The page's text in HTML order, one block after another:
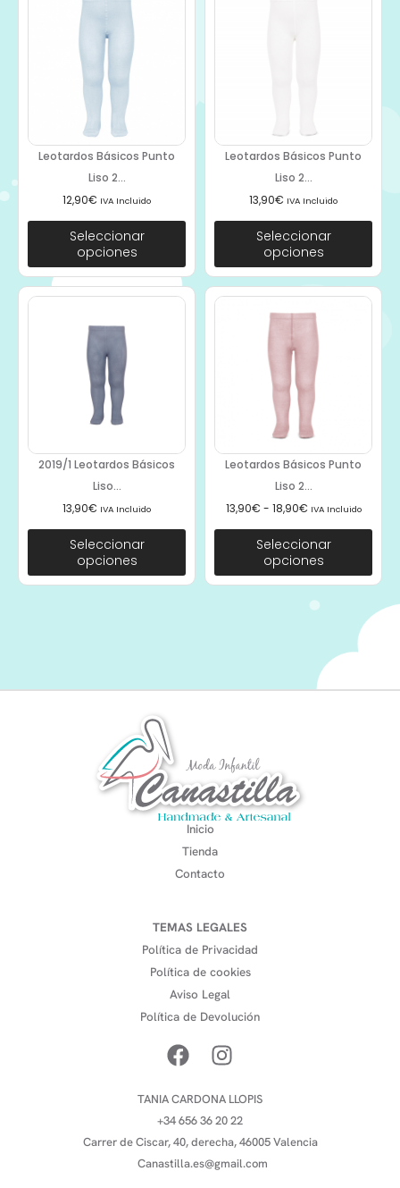
Leotardos Básicos Punto
Liso 2...
12,90€ IVA Incluido
Seleccionar
opciones
Leotardos Básicos Punto
Liso 2...
13,90€ IVA Incluido
Seleccionar
opciones
2019/1 Leotardos Básicos
Liso...
13,90€ IVA Incluido
Seleccionar
opciones
Leotardos Básicos Punto
Liso 2...
13,90€ - 18,90€ IVA Incluido
Seleccionar
opciones
Inicio
Tienda
Contacto
TEMAS LEGALES
Política de Privacidad
Política de cookies
Aviso Legal
Política de Devolución
TANIA CARDONA LLOPIS
+34 656 36 20 22
Carrer de Ciscar, 40, derecha, 46005 Valencia
Canastilla.es@gmail.com